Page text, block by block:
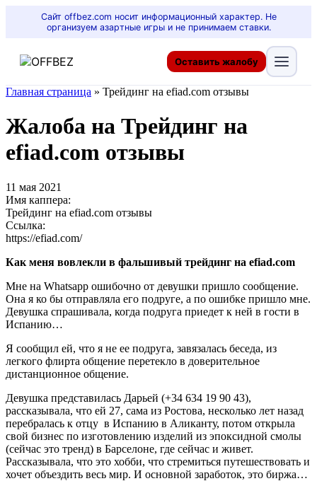
Сайт offbez.com носит информационный характер. Не
организуем азартные игры и не принимаем ставки.
Оставить жалобу
Главная страница » Трейдинг на efiad.com отзывы
Жалоба на Трейдинг на
efiad.com отзывы
11 мая 2021
Имя каппера:
Трейдинг на efiad.com отзывы
Ссылка:
https://efiad.com/
Как меня вовлекли в фальшивый трейдинг на efiad.com
Мне на Whatsapp ошибочно от девушки пришло сообщение.
Она я ко бы отправляла его подруге, а по ошибке пришло мне.
Девушка спрашивала, когда подруга приедет к ней в гости в
Испанию…
Я сообщил ей, что я не ее подруга, завязалась беседа, из
легкого флирта общение перетекло в доверительное
дистанционное общение.
Девушка представилась Дарьей (+34 634 19 90 43),
рассказывала, что ей 27, сама из Ростова, несколько лет назад
перебралась к отцу в Испанию в Аликанту, потом открыла
свой бизнес по изготовлению изделий из эпоксидной смолы
(сейчас это тренд) в Барселоне, где сейчас и живет.
Рассказывала, что это хобби, что стремиться путешествовать и
хочет объездить весь мир. И основной заработок, это биржа…